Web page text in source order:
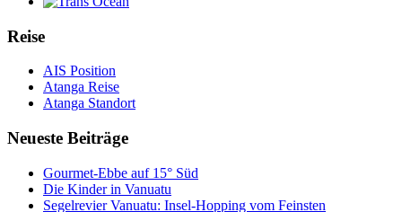
Reise
AIS Position
Atanga Reise
Atanga Standort
Neueste Beiträge
Gourmet-Ebbe auf 15° Süd
Die Kinder in Vanuatu
Segelrevier Vanuatu: Insel-Hopping vom Feinsten